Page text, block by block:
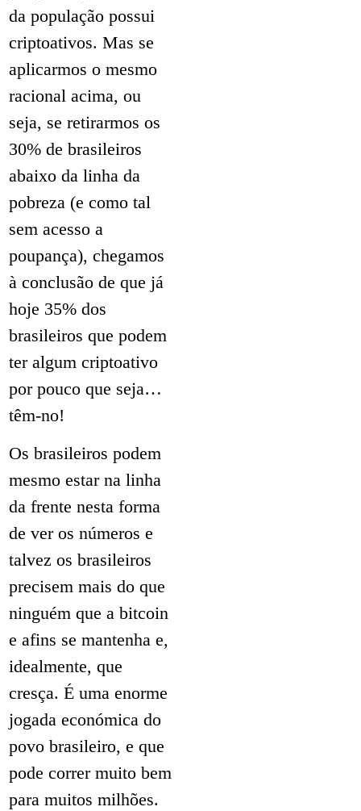
da população possui
criptoativos. Mas se
aplicarmos o mesmo
racional acima, ou
seja, se retirarmos os
30% de brasileiros
abaixo da linha da
pobreza (e como tal
sem acesso a
poupança), chegamos
à conclusão de que já
hoje 35% dos
brasileiros que podem
ter algum criptoativo
por pouco que seja…
têm-no!
Os brasileiros podem
mesmo estar na linha
da frente nesta forma
de ver os números e
talvez os brasileiros
precisem mais do que
ninguém que a bitcoin
e afins se mantenha e,
idealmente, que
cresça. É uma enorme
jogada económica do
povo brasileiro, e que
pode correr muito bem
para muitos milhões.